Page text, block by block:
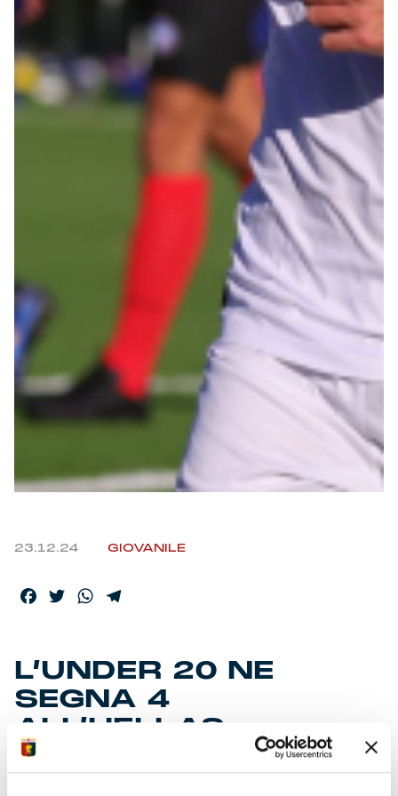
Summer Sale
Mare
Accessori
Isolani x Genoa
Gift Card Online Store
23.12.24 GIOVANILE
Facebook
TwitterWhatsApp
L’UNDER 20 NE
SEGNA 4
ALL’HELLAS
VERONA